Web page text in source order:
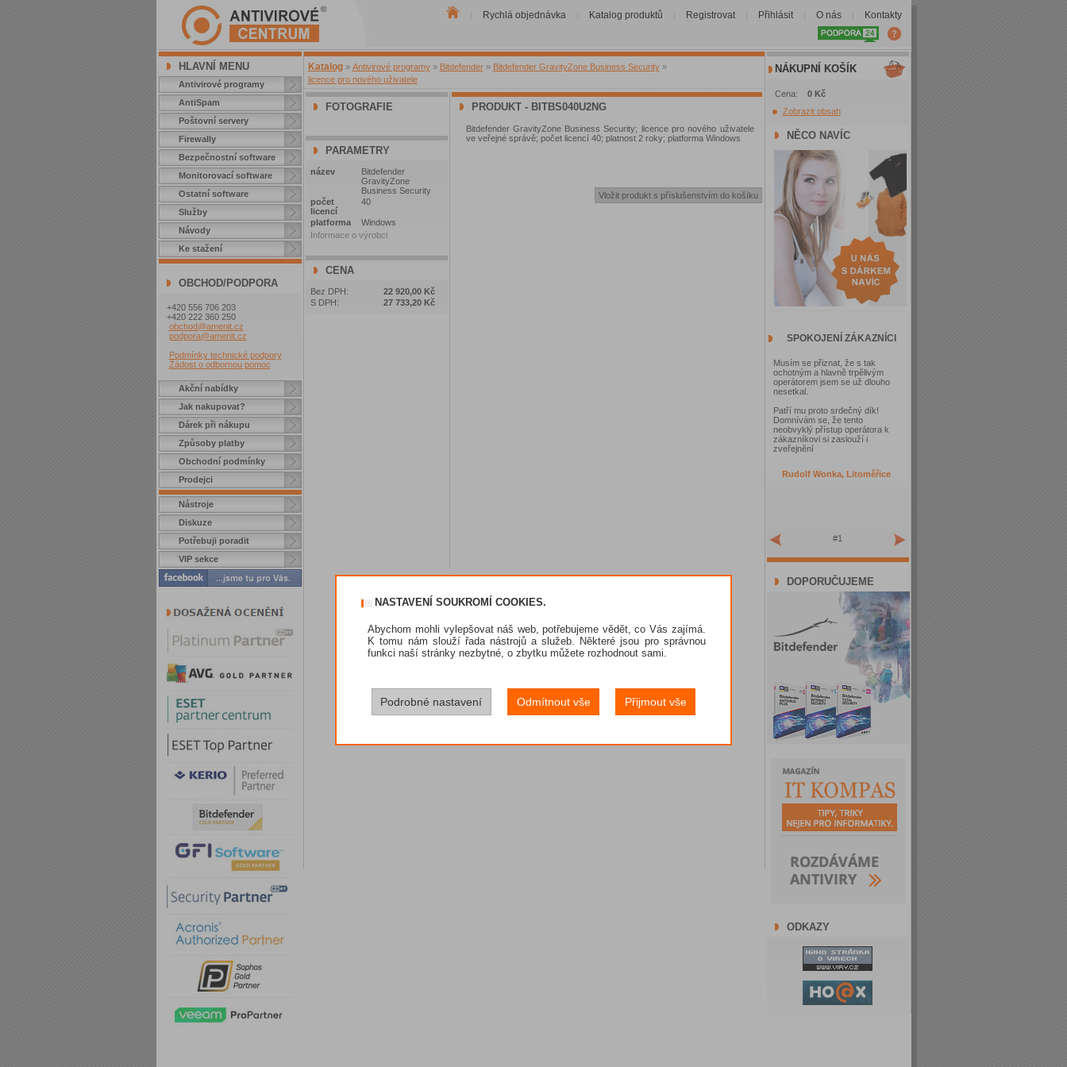
Rychlá objednávka Katalog produktů Registrovat Přihlásit O nás Kontakty
HLAVNÍ MENU
Antivirové programy
AntiSpam
Poštovní servery
Firewally
Bezpečnostní software
Monitorovací software
Ostatní software
Služby
Návody
Ke stažení
OBCHOD/PODPORA
+420 556 706 203
+420 222 360 250
obchod@amenit.cz
podpora@amenit.cz
Podmínky technické podpory
Žádost o odbornou pomoc
Akční nabídky
Jak nakupovat?
Dárek při nákupu
Způsoby platby
Obchodní podmínky
Prodejci
Nástroje
Diskuze
Potřebuji poradit
VIP sekce
Katalog » Antivirové programy » Bitdefender » Bitdefender GravityZone Business Security »
licence pro nového uživatele
FOTOGRAFIE
PARAMETRY
název
Bitdefender
GravityZone
Business Security
počet
licencí
40
platforma
Windows
Informace o výrobci
CENA
Bez DPH:
22 920,00 Kč
S DPH:
27 733,20 Kč
PRODUKT - BITBS040U2NG
Bitdefender GravityZone Business Security; licence pro nového uživatele
ve veřejné správě; počet licencí 40; platnost 2 roky; platforma Windows
NÁKUPNÍ KOŠÍK
Cena: 0 Kč
Zobrazit obsah
NĚCO NAVÍC
SPOKOJENÍ ZÁKAZNÍCI
Musím se přiznat, že s tak
ochotným a hlavně trpělivým
operátorem jsem se už dlouho
nesetkal.
Patří mu proto srdečný dík!
Domnívám se, že tento
neobvyklý přístup operátora k
zákazníkovi si zaslouží i
zveřejnění
Rudolf Wonka, Litoměřice
#1
DOPORUČUJEME
ODKAZY
NASTAVENÍ SOUKROMÍ COOKIES.
Abychom mohli vylepšovat náš web, potřebujeme vědět, co Vás zajímá.
K tomu nám slouží řada nástrojů a služeb. Některé jsou pro správnou
funkci naší stránky nezbytné, o zbytku můžete rozhodnout sami.
Podrobné nastavení Odmítnout vše Přijmout vše